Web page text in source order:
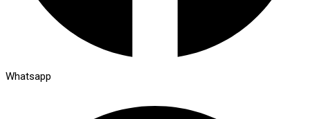
Whatsapp